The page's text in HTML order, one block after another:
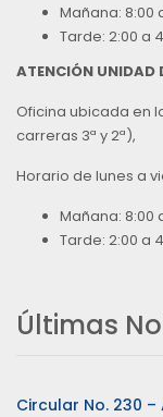
Mañana: 8:00
Tarde: 2:00 a
ATENCIÓN UNIDAD
Oficina ubicada en
carreras 3ª y 2ª),
Horario de lunes a
Mañana: 8:00
Tarde: 2:00 a
Últimas
Circular No. 230